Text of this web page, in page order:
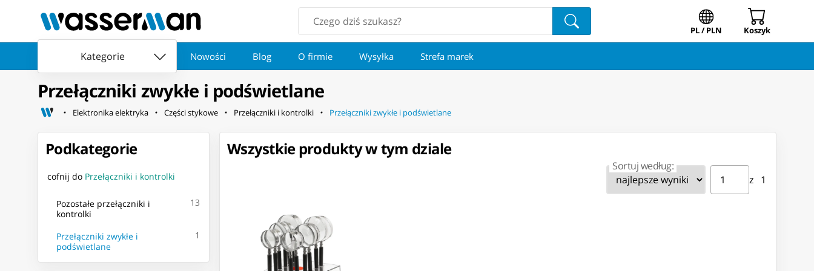
PL / PLN Koszyk
Kategorie Nowości Blog O firmie Wysyłka Strefa marek
Przełączniki zwykłe i podświetlane
Elektronika elektryka Części stykowe Przełączniki i kontrolki Przełączniki zwykłe i podświetlane
Podkategorie
cofnij do Przełączniki i kontrolki
Pozostałe przełączniki i
kontrolki
13
Przełączniki zwykłe i
podświetlane
1
Wszystkie produkty w tym dziale
Sortuj według: Strona ⁨1⁩ z ⁨1⁩
z ⁨1⁩
Przejdź do strony